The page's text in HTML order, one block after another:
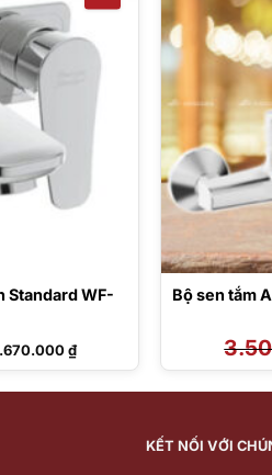
Standard WF-
₫Giá
hiện
tại
2.670.000 ₫.
Bộ sen tắm
KẾT NỐI VỚI